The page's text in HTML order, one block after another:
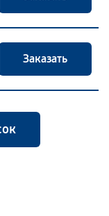
Заказать